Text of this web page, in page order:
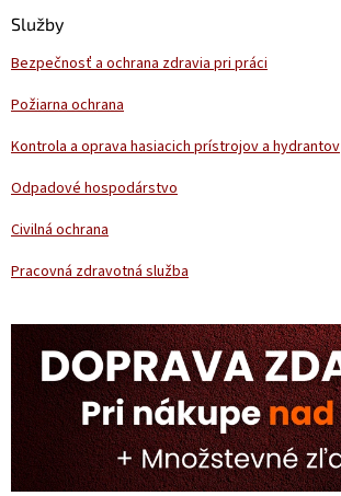
v
ý
Služby
Bezpečnosť a ochrana zdravia pri práci
Požiarna ochrana
Kontrola a oprava hasiacich prístrojov a hydrantov
Odpadové hospodárstvo
Civilná ochrana
Pracovná zdravotná služba